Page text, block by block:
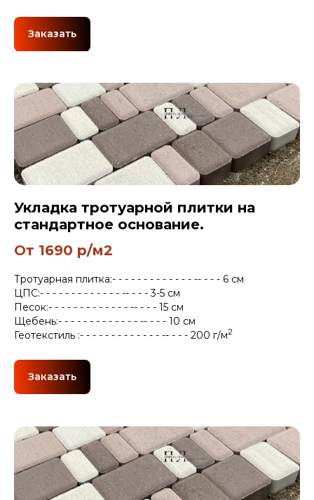
Заказать
Укладка тротуарной плитки на
стандартное основание.
От 1690 р/м2
Тротуарная плитка:- - - - - - - - - - - - - -- - - - 6 см
ЦПС:- - - - - - - - - - - - - -- - - - 3-5 см
Песок:- - - - - - - - - - - - - -- - - - 15 см
Щебень:- - - - - - - - - - - - - -- - - - 10 см
Геотекстиль :- - - - - - - - - - - - - -- - - - 200 г/м2
Заказать